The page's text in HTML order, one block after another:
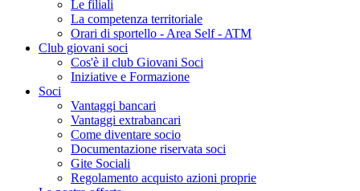
Le filiali
La competenza territoriale
Orari di sportello - Area Self - ATM
Club giovani soci
Cos'è il club Giovani Soci
Iniziative e Formazione
Soci
Vantaggi bancari
Vantaggi extrabancari
Come diventare socio
Documentazione riservata soci
Gite Sociali
Regolamento acquisto azioni proprie